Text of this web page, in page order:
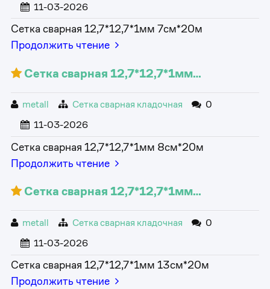
11-03-2026
Сетка сварная 12,7*12,7*1мм 7см*20м
Продолжить чтение
Сетка сварная 12,7*12,7*1мм…
metall Сетка сварная кладочная
0
11-03-2026
Сетка сварная 12,7*12,7*1мм 8см*20м
Продолжить чтение
Сетка сварная 12,7*12,7*1мм…
metall Сетка сварная кладочная
0
11-03-2026
Сетка сварная 12,7*12,7*1мм 13см*20м
Продолжить чтение